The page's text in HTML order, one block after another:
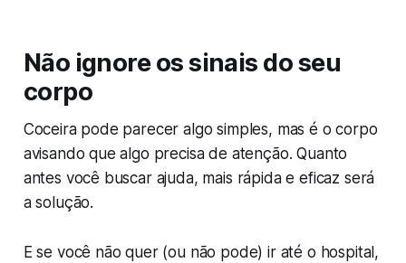
Não ignore os sinais do seu
corpo
Coceira pode parecer algo simples, mas é o corpo
avisando que algo precisa de atenção. Quanto
antes você buscar ajuda, mais rápida e eficaz será
a solução.
E se você não quer (ou não pode) ir até o hospital,